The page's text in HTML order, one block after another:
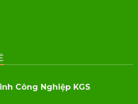
Công Nghiệp KGS